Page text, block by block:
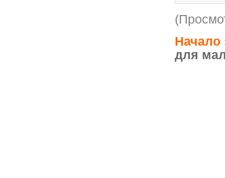
Начало
для